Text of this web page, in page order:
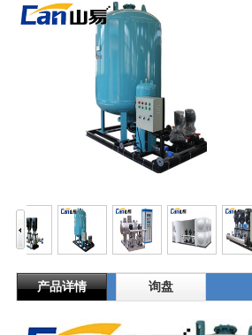
1 2
产品详情 询盘